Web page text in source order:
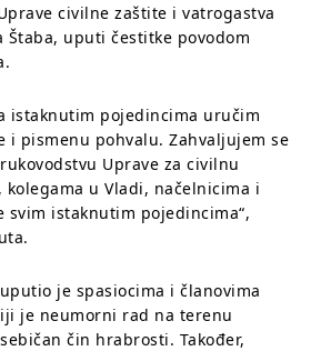
civilne zaštite i vatrogastva
Štaba, uputi čestitke povodom
istaknutim pojedincima uručim
i pismenu pohvalu. Zahvaljujem se
Uprave za civilnu
u Vladi, načelnicima i
svim istaknutim pojedincima“,
je spasiocima i članovima
je neumorni rad na terenu
čin hrabrosti. Također,